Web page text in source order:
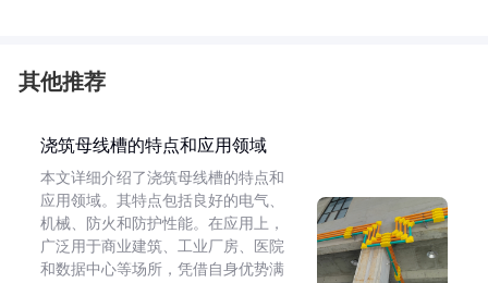
其他推荐
浇筑母线槽的特点和应用领域
本文详细介绍了浇筑母线槽的特点和
应用领域。其特点包括良好的电气、
机械、防火和防护性能。在应用上，
广泛用于商业建筑、工业厂房、医院
和数据中心等场所，凭借自身优势满